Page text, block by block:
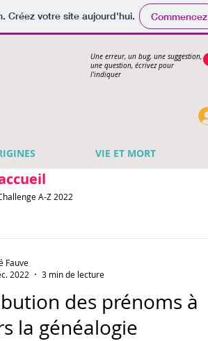
. Créez votre site aujourd'hui. Commencez
Une erreur, un bug, une suggestion,
une question, écrivez pour
l'indiquer
VIE ET MORT
A-Z 2022
des prénoms à
la généalogie
Fauve
2022
3 min de lecture